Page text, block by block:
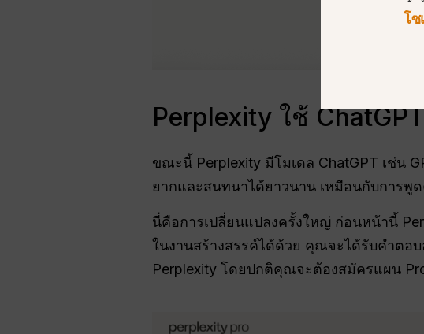
Perplexity ใช้
ขณะนี้ Perplexity มีโมเดล ChatGPT เช่น
ยากและสนทนาได้ยาวนาน เหมือนกับการพู
นี่คือการเปลี่ยนแปลงครั้งใหญ่ ก่อนหน้านี้
ในงานสร้างสรรค์ได้ด้วย คุณจะได้รับคำตอ
Perplexity โดยปกติคุณจะต้องสมัครแผน
โซ